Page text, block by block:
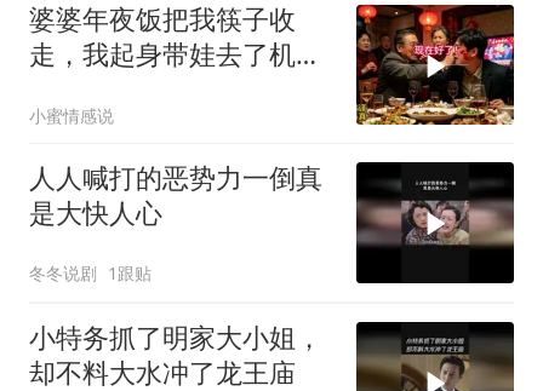
婆婆年夜饭把我筷子收
走，我起身带娃去了机
小蜜情感说
人人喊打的恶势力一倒真
是大快人心
冬冬说剧 1跟贴
小特务抓了明家大小姐，
却不料大水冲了龙王庙